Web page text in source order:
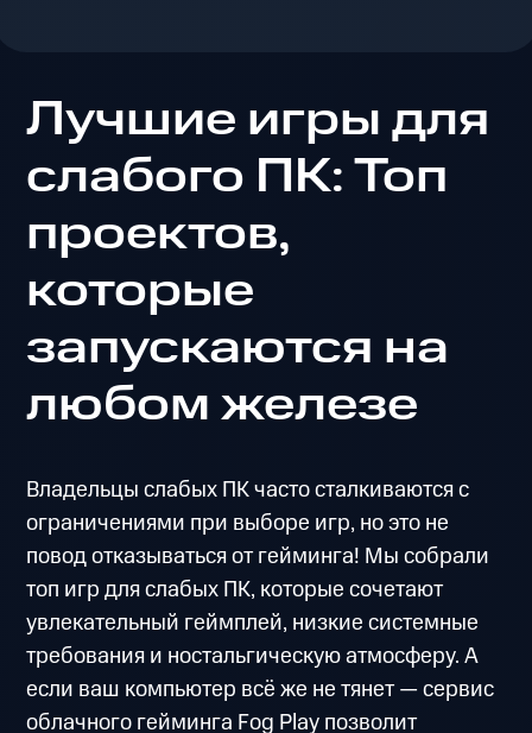
Лучшие игры для
слабого ПК: Топ
проектов,
которые
запускаются на
любом железе
Владельцы слабых ПК часто сталкиваются с
ограничениями при выборе игр, но это не
повод отказываться от гейминга! Мы собрали
топ игр для слабых ПК, которые сочетают
увлекательный геймплей, низкие системные
требования и ностальгическую атмосферу. А
если ваш компьютер всё же не тянет — сервис
облачного гейминга Fog Play позволит